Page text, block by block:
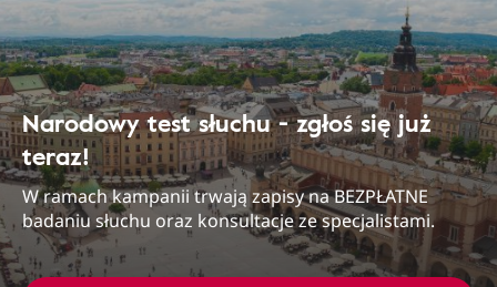
Narodowy test słuchu - zgłoś się już
teraz!
W ramach kampanii trwają zapisy na BEZPŁATNE
badaniu słuchu oraz konsultacje ze specjalistami.